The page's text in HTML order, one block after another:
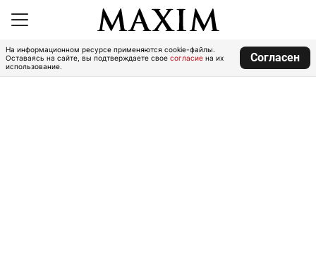
На информационном ресурсе применяются cookie-файлы.
Оставаясь на сайте, вы подтверждаете свое согласие на их
использование.
Согласен